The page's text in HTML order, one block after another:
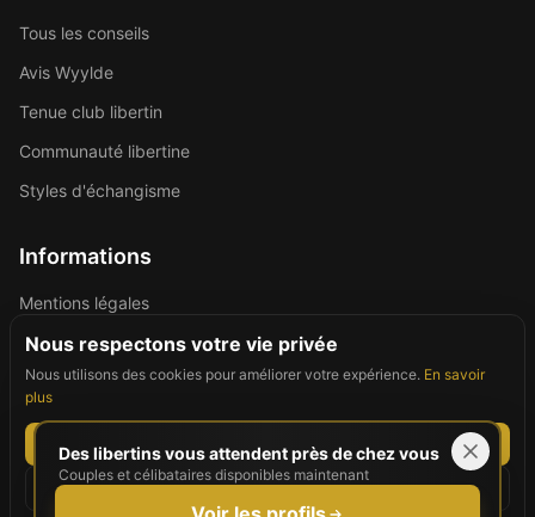
Tous les conseils
Avis Wyylde
Tenue club libertin
Communauté libertine
Styles d'échangisme
Informations
Mentions légales
Politique de confidentialité
Contact
©2026For Good People. Tous droits réservés.
Site réservé aux personnes majeures (18+)
Nous respectons votre vie privée
Nous utilisons des cookies pour améliorer votre expérience. En savoir
plus
Tout accepter
Tout refuser
Des libertins vous attendent près de chez vous
Couples et célibataires disponibles maintenant